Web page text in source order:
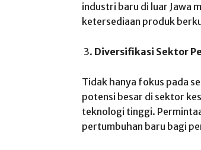
industri baru di luar Jawa
ketersediaan produk
Diversifikasi Sektor
Tidak hanya fokus pada
potensi besar di sektor
teknologi tinggi.
pertumbuhan baru bagi